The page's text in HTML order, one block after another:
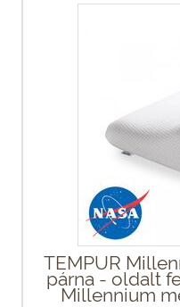
TEMPUR
párna - oldalt
Millennium